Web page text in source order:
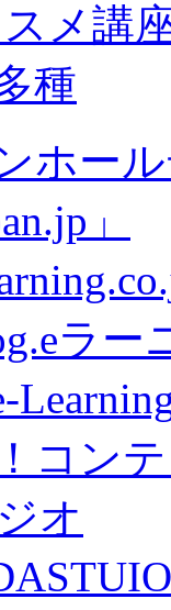
メ講
種
ホー
」
ラー
コン
オ